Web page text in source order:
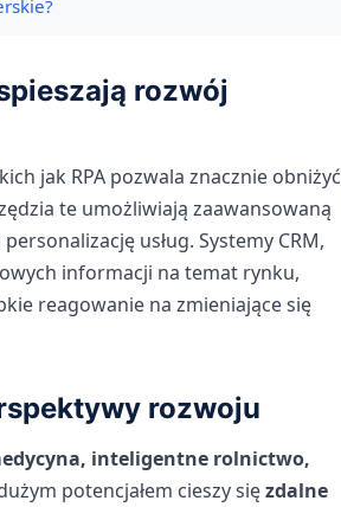
rozwój
jak RPA pozwala znacznie obniżyć
te umożliwiają zaawansowaną
usług. Systemy CRM,
informacji na temat rynku,
reagowanie na zmieniające się
rozwoju
inteligentne rolnictwo,
potencjałem cieszy sięzdalne